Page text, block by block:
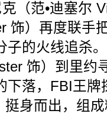
（范•迪塞尔
饰）再度联手
子的火线追杀
饰）到里约
落，FBI王牌
挺身而出，组